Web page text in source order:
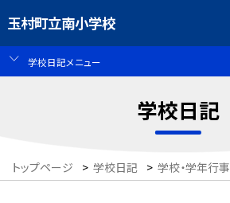
玉村町立南小学校
学校日記メニュー
学校日記
トップページ > 学校日記 > 学校・学年行事